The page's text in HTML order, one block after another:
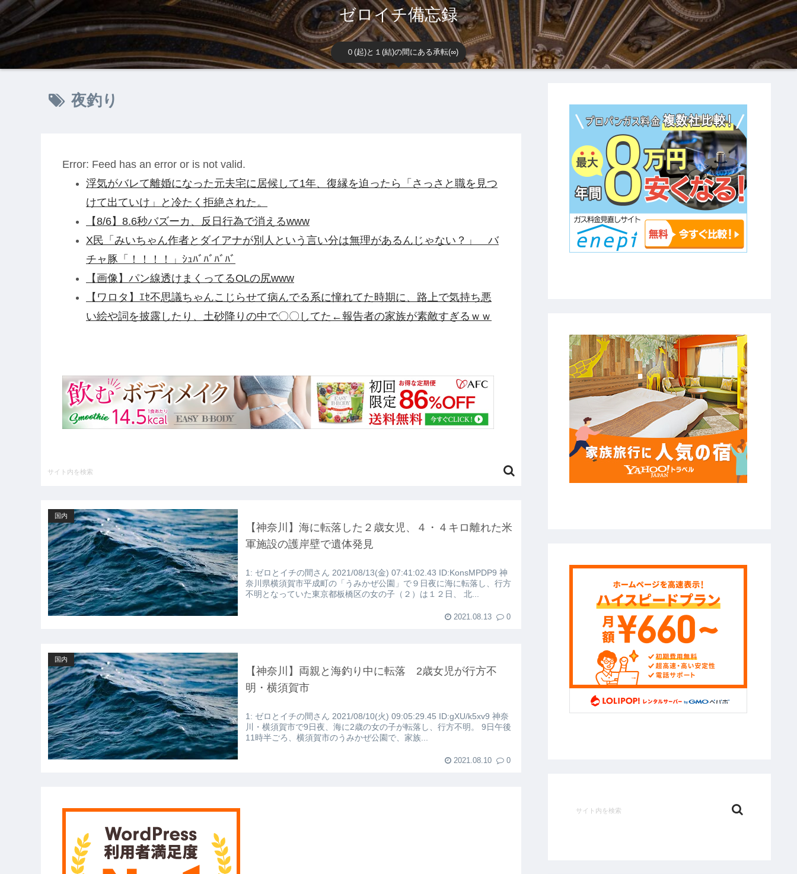
ゼロイチ備忘録
０(起)と１(結)の間にある承転(∞)
夜釣り
Error: Feed has an error or is not valid.
浮気がバレて離婚になった元夫宅に居候して1年、復縁を迫ったら「さっさと職を見つ
けて出ていけ」と冷たく拒絶された。
【8/6】8.6秒バズーカ、反日行為で消えるwww
X民「みいちゃん作者とダイアナが別人という言い分は無理があるんじゃない？」 バ
チャ豚「！！！！」ｼｭﾊﾞﾊﾞﾊﾞﾊﾞ
【画像】パン線透けまくってるOLの尻www
【ワロタ】ｴｾ不思議ちゃんこじらせて病んでる系に憧れてた時期に、路上で気持ち悪
い絵や詞を披露したり、土砂降りの中で〇〇してた←報告者の家族が素敵すぎるｗｗ
費税減税やめろ！！財源はどうするんだ！！」他
【衝撃】清水アキラさんの息子・清水良太郎さん死去で落語家・柳家小はださんが
「いじめ」「暴行」被害告発・・・・・・・・・他
【アルカナディア】「ヴェルルッタ First Engage Ver.〈ファーストエンゲージVer.〉」
【悲報】NHK、フジテレビの仲間入り他
情勢に……他
ハードオフに売っていた4万4000円のフィギュアがヤバすぎるｗｗｗｗｗｗ「こんな高
いの？ｗｗ」「逆に超安い」
【GIF】JSのカンチョーワロタ
【衝撃】報酬100万円超の治験募集がこちらｗｗｗｗｗ(※画像あり)
【愕然】白のクラウン俺氏、高速道路左車線を制限速度で走った結果
国内
【神奈川】海に転落した２歳女児、４・４キロ離れた米
軍施設の護岸壁で遺体発見
1: ゼロとイチの間さん 2021/08/13(金) 07:41:02.43 ID:KonsMPDP9 神
奈川県横須賀市平成町の「うみかぜ公園」で９日夜に海に転落し、行方
不明となっていた東京都板橋区の女の子（２）は１２日、 北...
2021.08.13 0
国内
【神奈川】両親と海釣り中に転落 2歳女児が行方不
明・横須賀市
1: ゼロとイチの間さん 2021/08/10(火) 09:05:29.45 ID:gXU/k5xv9 神奈
川・横須賀市で9日夜、海に2歳の女の子が転落し、行方不明。 9日午後
11時半ごろ、横須賀市のうみかぜ公園で、家族...
2021.08.10 0